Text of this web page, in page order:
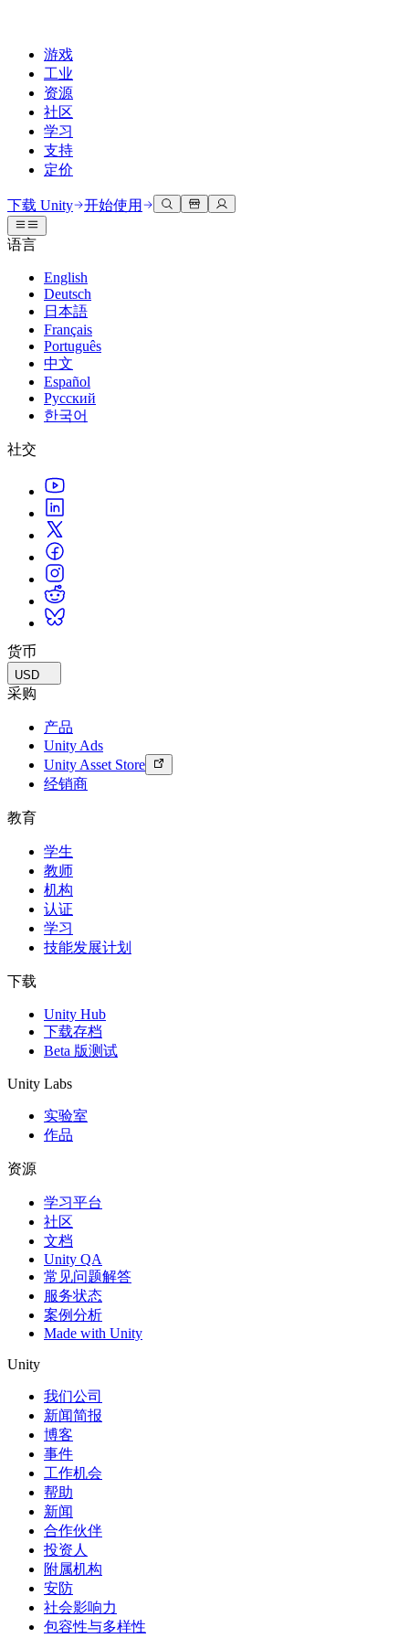
游戏
工业
资源
社区
学习
支持
定价
开发
Unity 引擎
为任何平台构建2D和3D游戏
协作
与团队协作并快速迭代
下载 Unity
计划和定价
部署
探索 Unity 支持的超过 25 个平台
常态化运营
游戏上线后的数据洞察与常态化运营
Grow
用户获取
被发现并获取移动用户
管理跨门店和D2C渠道的IAP（应用内购买）
商业化
通过 Unity 投放广告
使用案例
移动游戏
使用 Unity 打造移动端爆款游戏
独立游戏
小团队也能做出大游戏
XR 游戏
跨平台发布 XR 游戏
多人游戏
简化多人游戏开发
使用案例
3D协作
实时构建和审查3D项目
沉浸式培训
在沉浸式环境中培训
客户体验
创建互动3D体验
行业
实现运营卓越
零售
将店内体验转化为在线体验
汽车
提升创新能力和车内体验
查看所有行业
技术库
文档
官方用户手册和API参考
开发者工具
发布版本和问题跟踪器
路线图
查看即将推出的功能
技术术语库
案例分析
真实成功案例
最佳实践指南
专家提示和技巧
演示
演示、示例和构建模块
所有资源
新增功能
博客
更新、信息和技术提示
新闻
新闻、故事和新闻中心
社区中心
讨论
讨论、解决问题和连接
事件
全球和本地活动
社区故事
Made with Unity
展示Unity创作者
直播活动
Unity奖项
庆祝全球的Unity创作者
适合每个级别
Unity Learn
免费掌握Unity技能
专业培训
通过Unity培训师提升您的团队
Unity新手
准备开始
开始您的学习
你是Unity 新手？开始您的旅程
使用指南
可操作的技巧和最佳实践
教育
对于学生
开启您的职业生涯
增强您的教学
教育资助许可证
认证
证明您的Unity精通
支持选项
获取帮助
帮助您在Unity中取得成功
成功计划
通过专家支持更快实现目标
常见问题解答
常见问题解答
联系我们
下载 Unity 开始使用
语言
English
Deutsch
日本語
Français
Português
中文
Español
Русский
한국어
社交
货币
USD
采购
产品
Unity Ads
Unity Asset Store
经销商
教育
学生
教师
机构
认证
学习
技能发展计划
下载
Unity Hub
下载存档
Beta 版测试
Unity Labs
实验室
作品
资源
学习平台
社区
文档
Unity QA
常见问题解答
服务状态
案例分析
Made with Unity
Unity
我们公司
新闻简报
博客
事件
工作机会
帮助
新闻
合作伙伴
投资人
附属机构
安防
社会影响力
包容性与多样性